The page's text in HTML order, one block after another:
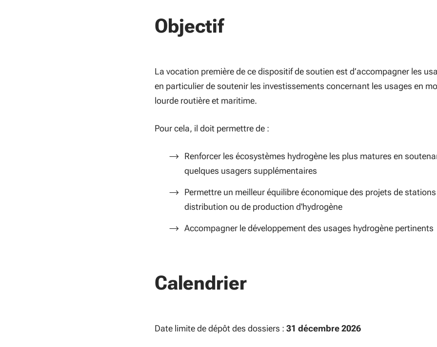
Objectif
La vocation première de ce dispositif de soutien est d’accompagner les
en particulier de soutenir les investissements concernant les usages en
lourde routière et maritime.
Pour cela, il doit permettre de :
Renforcer les écosystèmes hydrogène les plus matures en
quelques usagers supplémentaires
Permettre un meilleur équilibre économique des projets de
distribution ou de production d'hydrogène
Accompagner le développement des usages hydrogène pertinents
Calendrier
Date limite de dépôt des dossiers : 31 décembre 2026